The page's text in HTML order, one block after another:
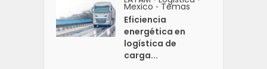
Mexico • Temas
Eficiencia
energética en
logística de
carga...